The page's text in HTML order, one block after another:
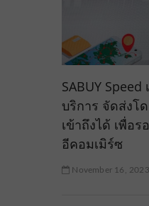
SABUY Speed
บริการ จัดส่งโ
เข้าถึงได้ เพื่อ
อีคอมเมิร์ซ
November 16, 2023